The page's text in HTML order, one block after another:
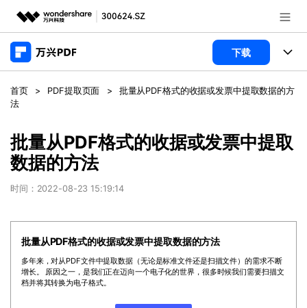
推荐产品
实用工具
政企服务
关于万兴
加入我们
帮助中心
客服热线： 4000-300624
下载
产品
万兴PDF Windows版
万兴PDF Mac版
万兴PDF 安卓版
万兴PDF iOS版
PDF新功能
PDF编辑器
PDF合并工具
PDF转换器
PDF加密
商业合作
学校&教育
经销商招募
帮助中心
产品支持
用户指南
常见问题
首页 > PDF提取页面 >
批量从PDF格式的收据或发票中提取数据的方
法
批量从PDF格式的收据或发票中提取
数据的方法
时间：2022-08-23 15:19:14
批量从PDF格式的收据或发票中提取数据的方法
多年来，对从PDF文件中提取数据（无论是标准文件还是扫描文件）的需求不断
增长。 原因之一，是我们正在迈向一个电子化的世界，很多时候我们需要扫描文
档并将其转换为电子格式。